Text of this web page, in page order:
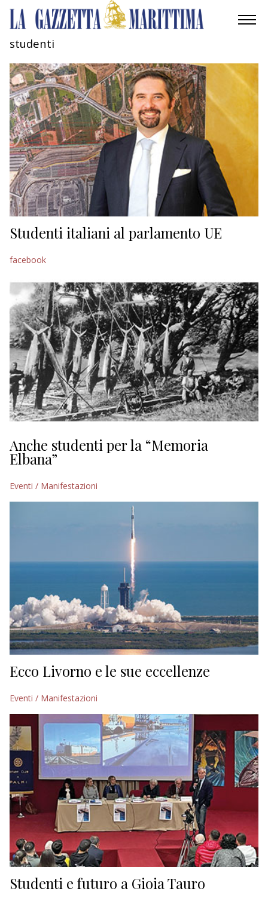
MOBILITÀ
INDUSTRIA
RICERCA
ECONOMIA
TURISMO
CULTURA
NAUTICA
EDITORIALI
studenti
Studenti italiani al parlamento UE
facebook
Anche studenti per la “Memoria
Elbana”
Eventi / Manifestazioni
Ecco Livorno e le sue eccellenze
Eventi / Manifestazioni
Studenti e futuro a Gioia Tauro